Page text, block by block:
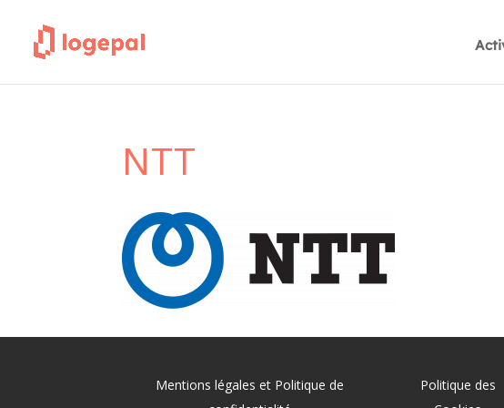
NTT
Mentions légales et Politique de
Politique des